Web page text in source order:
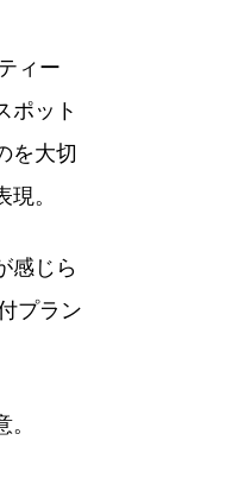
ィー
ポット
を大切
。
感じら
プラン